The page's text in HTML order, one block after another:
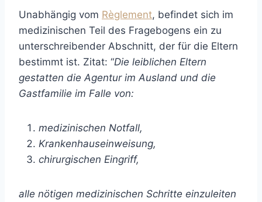
Unabhängig vom Règlement, befindet sich im
medizinischen Teil des Fragebogens ein zu
unterschreibender Abschnitt, der für die Eltern
bestimmt ist. Zitat: “Die leiblichen Eltern
gestatten die Agentur im Ausland und die
Gastfamilie im Falle von:
medizinischen Notfall,
Krankenhauseinweisung,
chirurgischen Eingriff,
alle nötigen medizinischen Schritte einzuleiten